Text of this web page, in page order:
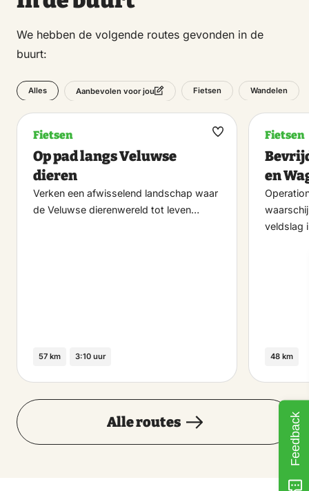
We hebben de volgende routes gevonden in de
buurt:
Alles Aanbevolen voor jou Fietsen Wandelen
Fietsen
Op pad langs Veluwse
dieren
Verken een afwisselend landschap waar
de Veluwse dierenwereld tot leven…
57 km 3:10 uur
Maak
Fietsen
en
veldslag
48 km
Alle routes Feedback